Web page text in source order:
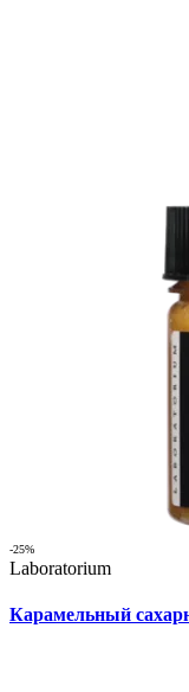
-25%
Laboratorium
Карамельный